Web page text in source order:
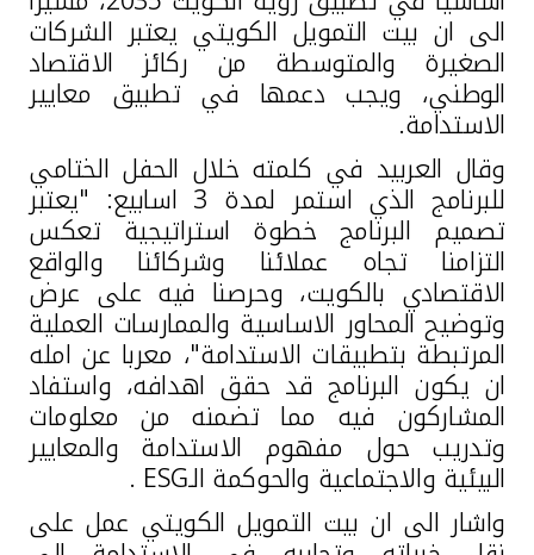
المملكة المتحدة
مملكة البحرين
الى ان بيت التمويل الكويتي يعتبر الشركات
الصغيرة والمتوسطة من ركائز الاقتصاد
الوطني، ويجب دعمها في تطبيق معايير
الاستدامة.
وقال العربيد في كلمته خلال الحفل الختامي
للبرنامج الذي استمر لمدة 3 اسابيع: "يعتبر
تصميم البرنامج خطوة استراتيجية تعكس
التزامنا تجاه عملائنا وشركائنا والواقع
الاقتصادي بالكويت، وحرصنا فيه على عرض
وتوضيح المحاور الاساسية والممارسات العملية
المرتبطة بتطبيقات الاستدامة"، معربا عن امله
ان يكون البرنامج قد حقق اهدافه، واستفاد
المشاركون فيه مما تضمنه من معلومات
وتدريب حول مفهوم الاستدامة والمعايير
البيئية والاجتماعية والحوكمة الـESG
.
واشار الى ان بيت التمويل الكويتي عمل على